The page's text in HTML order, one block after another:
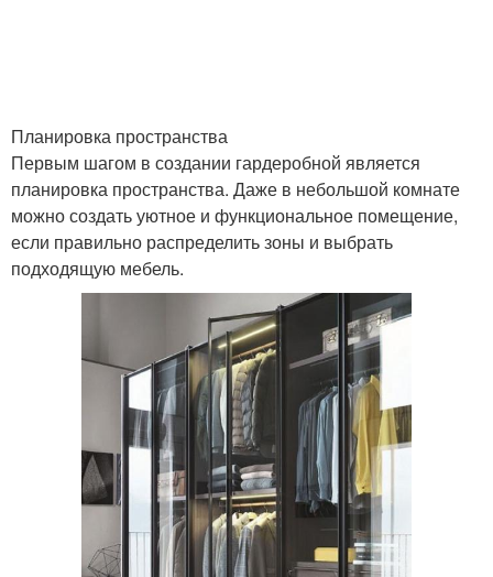
Планировка пространства
Первым шагом в создании гардеробной является
планировка пространства. Даже в небольшой комнате
можно создать уютное и функциональное помещение,
если правильно распределить зоны и выбрать
подходящую мебель.